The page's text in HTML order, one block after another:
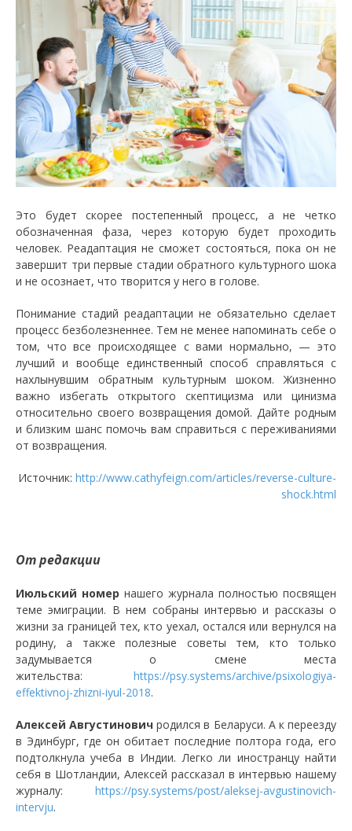
Это будет скорее постепенный процесс, а не четко
обозначенная фаза, через которую будет проходить
человек. Реадаптация не сможет состояться, пока он не
завершит три первые стадии обратного культурного шока
и не осознает, что творится у него в голове.
Понимание стадий реадаптации не обязательно сделает
процесс безболезненнее. Тем не менее напоминать себе о
том, что все происходящее с вами нормально, — это
лучший и вообще единственный способ справляться с
нахлынувшим обратным культурным шоком. Жизненно
важно избегать открытого скептицизма или цинизма
относительно своего возвращения домой. Дайте родным
и близким шанс помочь вам справиться с переживаниями
от возвращения.
Источник: http://www.cathyfeign.com/articles/reverse-culture-
shock.html
От редакции
Июльский номер нашего журнала полностью посвящен
теме эмиграции. В нем собраны интервью и рассказы о
жизни за границей тех, кто уехал, остался или вернулся на
родину, а также полезные советы тем, кто только
задумывается о смене места
жительства: https://psy.systems/archive/psixologiya-
effektivnoj-zhizni-iyul-2018.
Алексей Августинович родился в Беларуси. А к переезду
в Эдинбург, где он обитает последние полтора года, его
подтолкнула учеба в Индии. Легко ли иностранцу найти
себя в Шотландии, Алексей рассказал в интервью нашему
журналу: https://psy.systems/post/aleksej-avgustinovich-
intervju.